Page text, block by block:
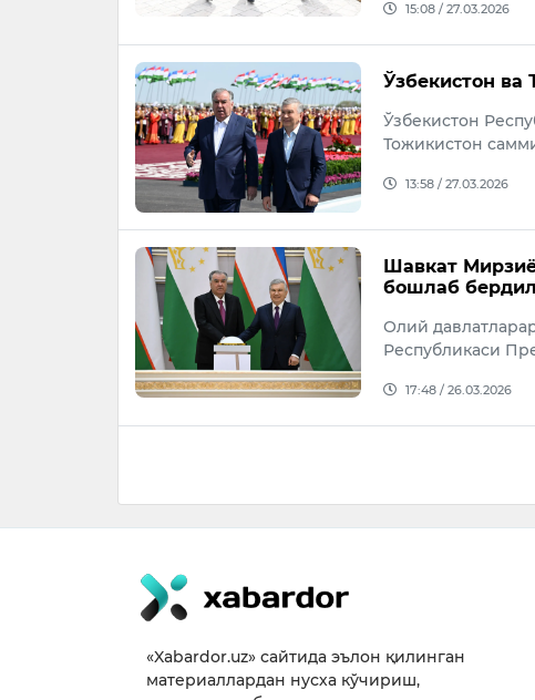
15:08 / 27.03.2026
Ўзбекистон ва
Ўзбекистон
Тожикистон
13:58 / 27.03.2026
Шавкат
бошлаб
Олий
Республикаси
17:48 / 26.03.2026
«Xabardor.uz» сайтида эълон қилинган
материаллардан нусха кўчириш,